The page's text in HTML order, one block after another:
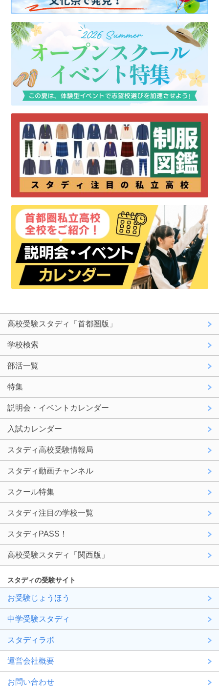
高校受験スタディ「首都圏版」
学校検索
部活一覧
特集
説明会・イベントカレンダー
入試カレンダー
スタディ高校受験情報局
スタディ動画チャンネル
スクール特集
スタディ注目の学校一覧
スタディPASS！
高校受験スタディ「関西版」
スタディの受験サイト
お受験じょうほう
中学受験スタディ
スタディラボ
運営会社概要
お問い合わせ